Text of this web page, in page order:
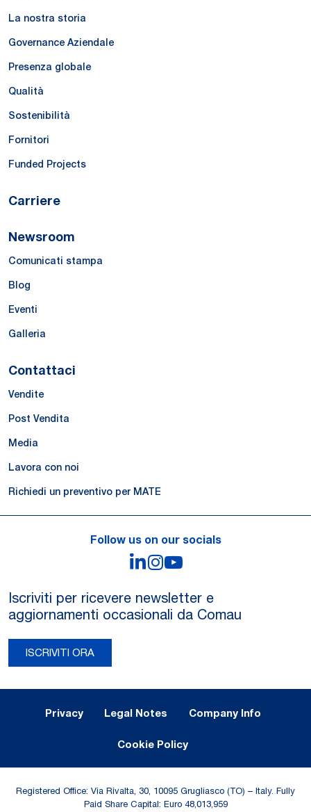
La nostra storia
Governance Aziendale
Presenza globale
Qualità
Sostenibilità
Fornitori
Funded Projects
Carriere
Newsroom
Comunicati stampa
Blog
Eventi
Galleria
Contattaci
Vendite
Post Vendita
Media
Lavora con noi
Richiedi un preventivo per MATE
Follow us on our socials
LinkedIn
Instagram
Iscriviti per ricevere newsletter e
aggiornamenti occasionali da Comau
ISCRIVITI ORA
Privacy Legal Notes Company Info
Cookie Policy
Registered Office: Via Rivalta, 30, 10095 Grugliasco (TO) – Italy. Fully
Paid Share Capital: Euro 48,013,959